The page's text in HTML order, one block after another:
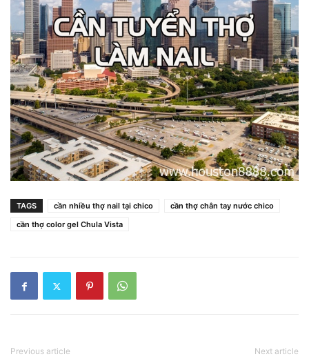
TAGS cần nhiều thợ nail tại chico
cần thợ chân tay nước chico
cần thợ color gel Chula Vista
Previous article Next article